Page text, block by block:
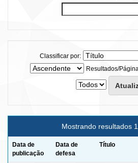
Classificar por:
Resultados/Página
Mostrando resultados
Data de
publicação
Data de
defesa
Título